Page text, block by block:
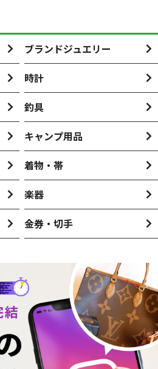
ブランドジュエリー
時計
釣具
キャンプ用品
着物・帯
楽器
金券・切手